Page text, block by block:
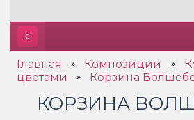
Главная » Композиции »
цветами
» Корзина
КОРЗИНА